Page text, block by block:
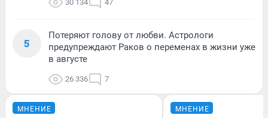
30 134 47
5
Потеряют голову от любви. Астрологи
предупреждают Раков о переменах в жизни уже
в августе
26 336 7
МНЕНИЕ МНЕНИЕ